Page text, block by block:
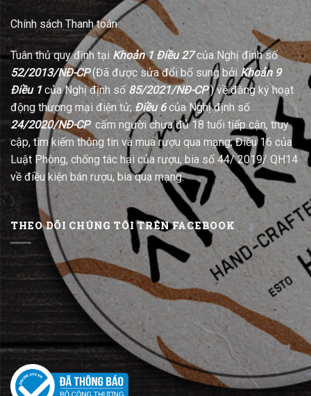
Chính sách Thanh toán
Tuân thủ quy định tại Khoản 1 Điều 27của Nghị định số
52/2013/NĐ-CP(Đã được sửa đổi bổ sung bởi Khoản 9
Điều 1của Nghị định số 85/2021/NĐ-CP) về đăng ký hoạt
động thương mại điện tử; Điều 6của Nghị định số
24/2020/NĐ-CPcấm người chưa đủ 18 tuổi tiếp cận, truy
cập, tìm kiếm thông tin và mua rượu qua mạng; Điều 16 của
Luật Phòng, chống tác hại của rượu, bia số 44/ 2019/ QH14
về điều kiện bán rượu, bia qua mạng.
THEO DÕI CHÚNG TÔI TRÊN FACEBOOK